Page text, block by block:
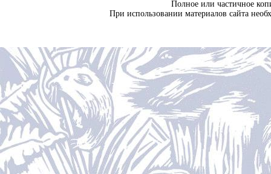
Полное или частичное
При использовании материалов сайта